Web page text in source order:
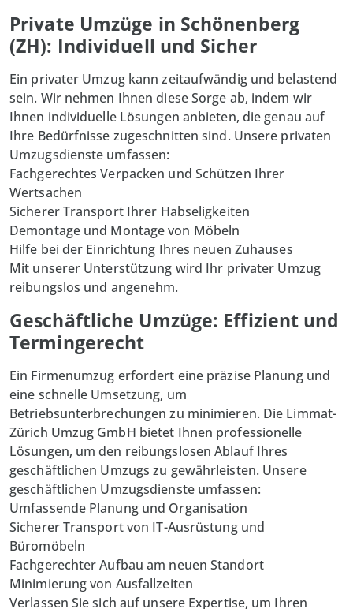
Private Umzüge in Schönenberg
(ZH): Individuell und Sicher
Ein privater Umzug kann zeitaufwändig und belastend
sein. Wir nehmen Ihnen diese Sorge ab, indem wir
Ihnen individuelle Lösungen anbieten, die genau auf
Ihre Bedürfnisse zugeschnitten sind. Unsere privaten
Umzugsdienste umfassen:
Fachgerechtes Verpacken und Schützen Ihrer
Wertsachen
Sicherer Transport Ihrer Habseligkeiten
Demontage und Montage von Möbeln
Hilfe bei der Einrichtung Ihres neuen Zuhauses
Mit unserer Unterstützung wird Ihr privater Umzug
reibungslos und angenehm.
Geschäftliche Umzüge: Effizient und
Termingerecht
Ein Firmenumzug erfordert eine präzise Planung und
eine schnelle Umsetzung, um
Betriebsunterbrechungen zu minimieren. Die Limmat-
Zürich Umzug GmbH bietet Ihnen professionelle
Lösungen, um den reibungslosen Ablauf Ihres
geschäftlichen Umzugs zu gewährleisten. Unsere
geschäftlichen Umzugsdienste umfassen:
Umfassende Planung und Organisation
Sicherer Transport von IT-Ausrüstung und
Büromöbeln
Fachgerechter Aufbau am neuen Standort
Minimierung von Ausfallzeiten
Verlassen Sie sich auf unsere Expertise, um Ihren